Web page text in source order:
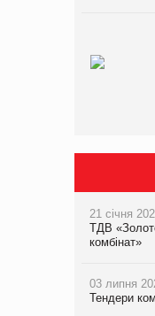
21 січня
ТДВ
комбінат»
03 липня
Тендери